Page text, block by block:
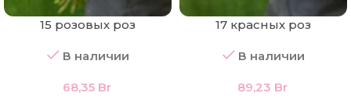
15 розовых роз
В наличии
68,35 Br
17 красных роз
В наличии
89,23 Br